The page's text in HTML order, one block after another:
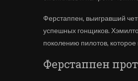
Ферстаппен, выигравший
успешных гонщиков.
поколению пилотов,
Ферстаппен